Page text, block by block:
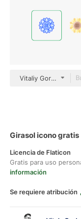
Vitaliy Gorbachev
Girasol icono gratis
Licencia de Flaticon
Gratis para uso
información
Se requiere atribución